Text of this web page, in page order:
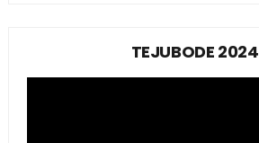
TEJUBODE 2024